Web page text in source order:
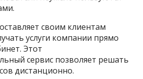
своим клиентам
услуги компании прямо
Этот
сервис позволяет решать
дистанционно.